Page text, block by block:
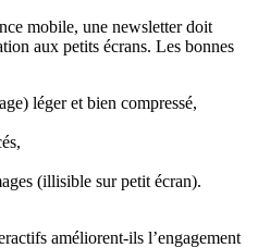
mobile, une newsletter doit
aux petits écrans. Les bonnes
léger et bien compressé,
(illisible sur petit écran).
améliorent-ils l’engagement